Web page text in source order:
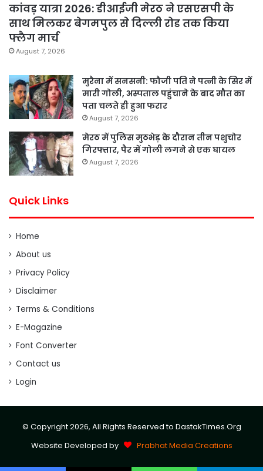
कांवड़ यात्रा 2026: डीआईजी मेरठ ने एसएसपी के
साथ मिलकर बेगमपुल से दिल्ली रोड तक किया
फ्लैग मार्च
August 7, 2026
मुरैना में सनसनी: फौजी पति ने पत्नी के सिर में
मारी गोली, अस्पताल पहुंचाने के बाद मौत का
पता चलते ही हुआ फरार
August 7, 2026
मेरठ में पुलिस मुठभेड़ के दौरान तीन पशुचोर
गिरफ्तार, पैर में गोली लगने से एक घायल
August 7, 2026
Quick Links
Home
About us
Privacy Policy
Disclaimer
Terms & Conditions
E-Magazine
Font Converter
Contact us
Login
© Copyright 2026, All Rights Reserved to DastakTimes.Org
Website Developed by
Prabhat Media Creations